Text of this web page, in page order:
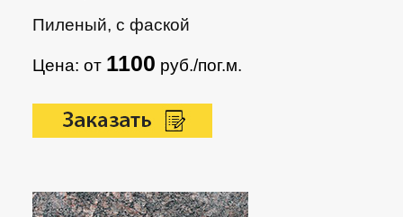
Пиленый, с фаской
Цена: от 1100 руб./пог.м.